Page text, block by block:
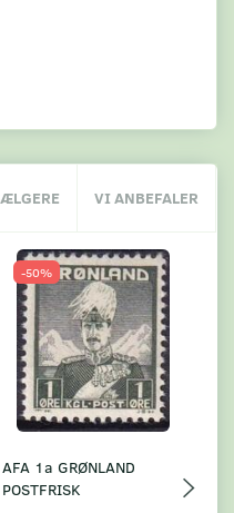
VI ANBEFALER
-50%
AFA 1a GRØNLAND
POSTFRISK